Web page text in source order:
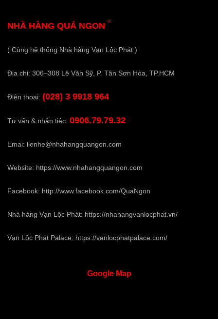
NHÀ HÀNG QUÁ NGON ®
( Cùng hệ thống Nhà hàng Vạn Lộc Phát )
Địa chỉ: 306–308 Lê Văn Sỹ, P. Tân Sơn Hòa, TP.HCM
Điện thoại: (028) 3 9918 964
Tư vấn & nhận tiệc: 0906.79.79.32
Emai: lienhe@nhahangquangon.com
Website: https://www.nhahangquangon.com
Facebook: http://www.facebook.com/QuaNgon
Nhà hàng Vạn Lộc Phát: https://nhahangvanlocphat.vn/
Vạn Lộc Phát Palace: https://vanlocphatpalace.com/
GoogleMap